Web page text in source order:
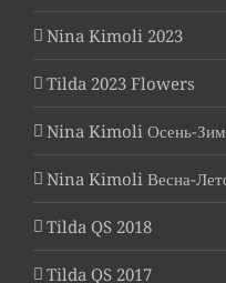
Nina Kimoli 2023
Tilda 2023 Flowers
Nina Kimoli Осень-
Nina Kimoli Весна-
Tilda QS 2018
Tilda QS 2017